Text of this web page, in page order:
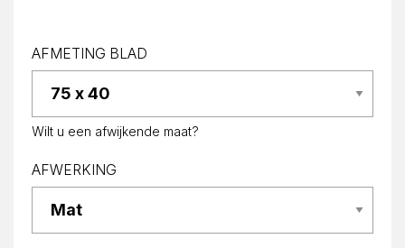
AFMETING BLAD
Wilt u een afwijkende maat?
AFWERKING